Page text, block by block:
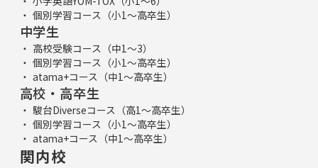
個別学習コース（小1～高卒生）
中学生
高校受験コース（中1～3）
個別学習コース（小1～高卒生）
atama+コース（中1～高卒生）
高校・高卒生
駿台Diverseコース（高1～高卒生）
個別学習コース（小1～高卒生）
atama+コース（中1～高卒生）
関内校